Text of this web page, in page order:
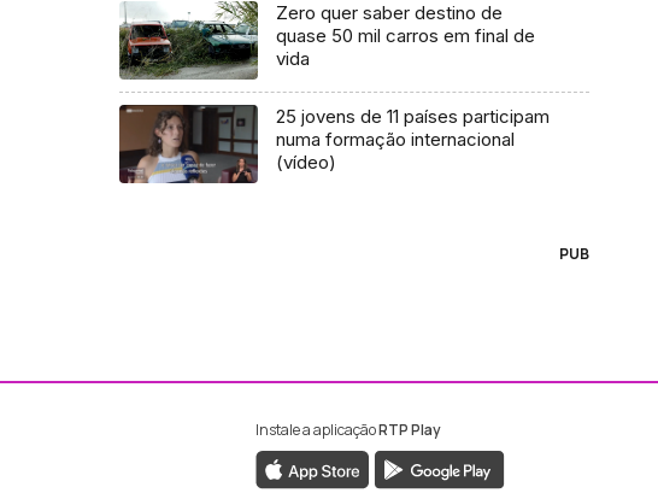
Zero quer saber destino de
quase 50 mil carros em final de
vida
25 jovens de 11 países participam
numa formação internacional
(vídeo)
PUB
ao Facebook da RTP Madeira
ao Instagram da RTP Madeira
Instale a aplicaçãoRTP Play